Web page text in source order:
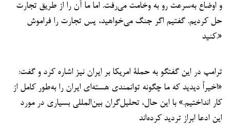
و اوضاع به‌سرعت رو به وخامت می‌رفت. اما ما آن را از طریق تجارت
حل کردیم. گفتیم اگر جنگ می‌خواهید، پس تجارت را فراموش
کنید.»
ترامپ در این گفتگو به حملۀ امریکا بر ایران نیز اشاره کرد و گفت:
«اخیراً دیدید که ما چگونه توانمندی هسته‌ای ایران را به‌طور کامل از
کار انداختیم.» با این حال، تحلیل‌گران بین‌المللی بسیاری در مورد
این ادعا ابراز تردید کرده‌اند